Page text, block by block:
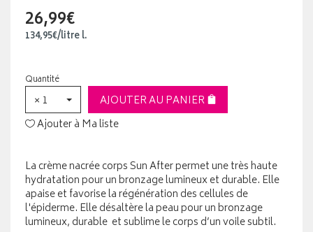
26,99€
134,95€/litrel.
Quantité
× 1
AJOUTER AU PANIER
Ajouter à Ma liste
La crème nacrée corps Sun After permet une très haute
hydratation pour un bronzage lumineux et durable. Elle
apaise et favorise la régénération des cellules de
l'épiderme. Elle désaltère la peau pour un bronzage
lumineux, durable et sublime le corps d’un voile subtil.